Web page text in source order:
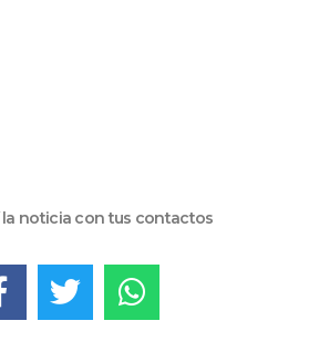
noticia con tus contactos